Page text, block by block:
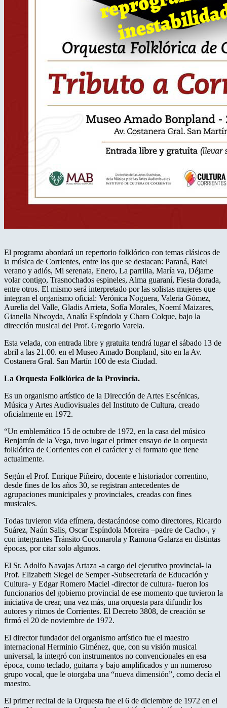
El programa abordará un repertorio folklórico con temas clásicos de
la música de Corrientes, entre los que se destacan: Paraná, Batel
verano y adiós, Mi serenata, Enero, La parrilla, María va, Déjame
volar contigo, Trasnochados espineles, Alma guaraní, Fiesta dorada,
entre otros. El mismo será interpretado por las solistas mujeres que
integran el organismo oficial: Verónica Noguera, Valeria Gómez,
Aurelia del Valle, Gladis Arrieta, Sofía Morales, Noemí Maizares,
Gianella Niwoyda, Analía Espíndola y Charo Colque, bajo la
dirección musical del Prof. Gregorio Varela.
Esta velada, con entrada libre y gratuita tendrá lugar el sábado 13 de
abril a las 21.00. en el Museo Amado Bonpland, sito en la Av.
Costanera Gral. San Martín 100 de esta Ciudad.
La Orquesta Folklórica de la Provincia.
Es un organismo artístico de la Dirección de Artes Escénicas,
Música y Artes Audiovisuales del Instituto de Cultura, creado
oficialmente en 1972.
“Un emblemático 15 de octubre de 1972, en la casa del músico
Benjamín de la Vega, tuvo lugar el primer ensayo de la orquesta
folklórica de Corrientes con el carácter y el formato que tiene
actualmente.
Según el Prof. Enrique Piñeiro, docente e historiador correntino,
desde fines de los años 30, se registran antecedentes de
agrupaciones municipales y provinciales, creadas con fines
musicales.
Todas tuvieron vida efímera, destacándose como directores, Ricardo
Suárez, Naún Salis, Oscar Espíndola Moreira –padre de Cacho-, y
con integrantes Tránsito Cocomarola y Ramona Galarza en distintas
épocas, por citar solo algunos.
El Sr. Adolfo Navajas Artaza -a cargo del ejecutivo provincial- la
Prof. Elizabeth Siegel de Semper -Subsecretaría de Educación y
Cultura- y Edgar Romero Maciel -director de cultura- fueron los
funcionarios del gobierno provincial de ese momento que tuvieron la
iniciativa de crear, una vez más, una orquesta para difundir los
autores y ritmos de Corrientes. El Decreto 3808, de creación se
firmó el 20 de noviembre de 1972.
El director fundador del organismo artístico fue el maestro
internacional Herminio Giménez, que, con su visión musical
universal, la integró con instrumentos no convencionales en esa
época, como teclado, guitarra y bajo amplificados y un numeroso
grupo vocal, que le otorgaba una “nueva dimensión”, como decía el
maestro.
El primer recital de la Orquesta fue el 6 de diciembre de 1972 en el